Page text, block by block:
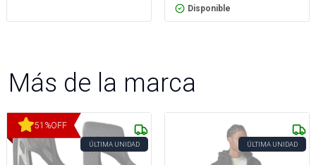
Disponible
Más de la marca
51 %OFF
ÚLTIMA UNIDAD ÚLTIMA UNIDAD